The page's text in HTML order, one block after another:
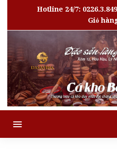
Hotline 24/7:
Giỏ
MENU